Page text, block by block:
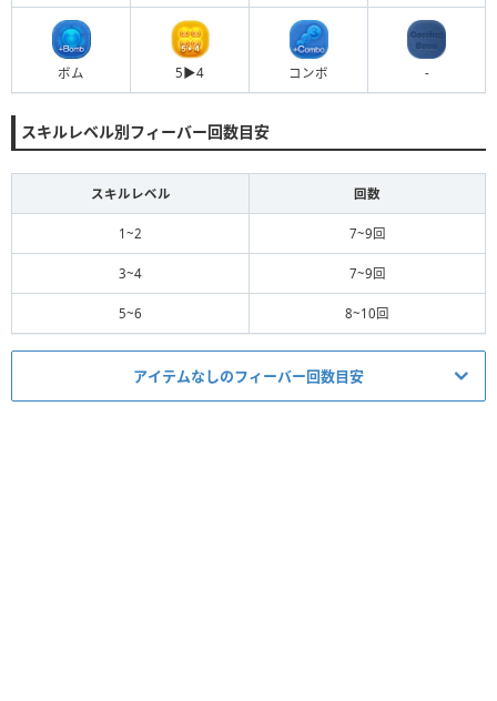
ボム 5▶︎4 コンボ -
スキルレベル別フィーバー回数目安
スキルレベル 回数
1~2 7~9回
3~4 7~9回
5~6 8~10回
アイテムなしのフィーバー回数目安